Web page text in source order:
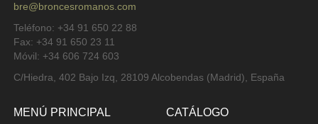
bre@broncesromanos.com
Teléfono: +34 91 650 22 88
Fax: +34 91 650 23 11
Móvil: +34 606 724 603
C/Hiedra, 402 Bajo Izq, 28109 Alcobendas (Madrid), España
MENÚ PRINCIPAL CATÁLOGO